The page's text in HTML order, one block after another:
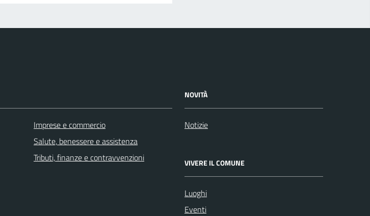
Imprese e commercio
Salute, benessere e assistenza
Tributi, finanze e contravvenzioni
NOVITÀ
Notizie
VIVERE IL COMUNE
Luoghi
Eventi